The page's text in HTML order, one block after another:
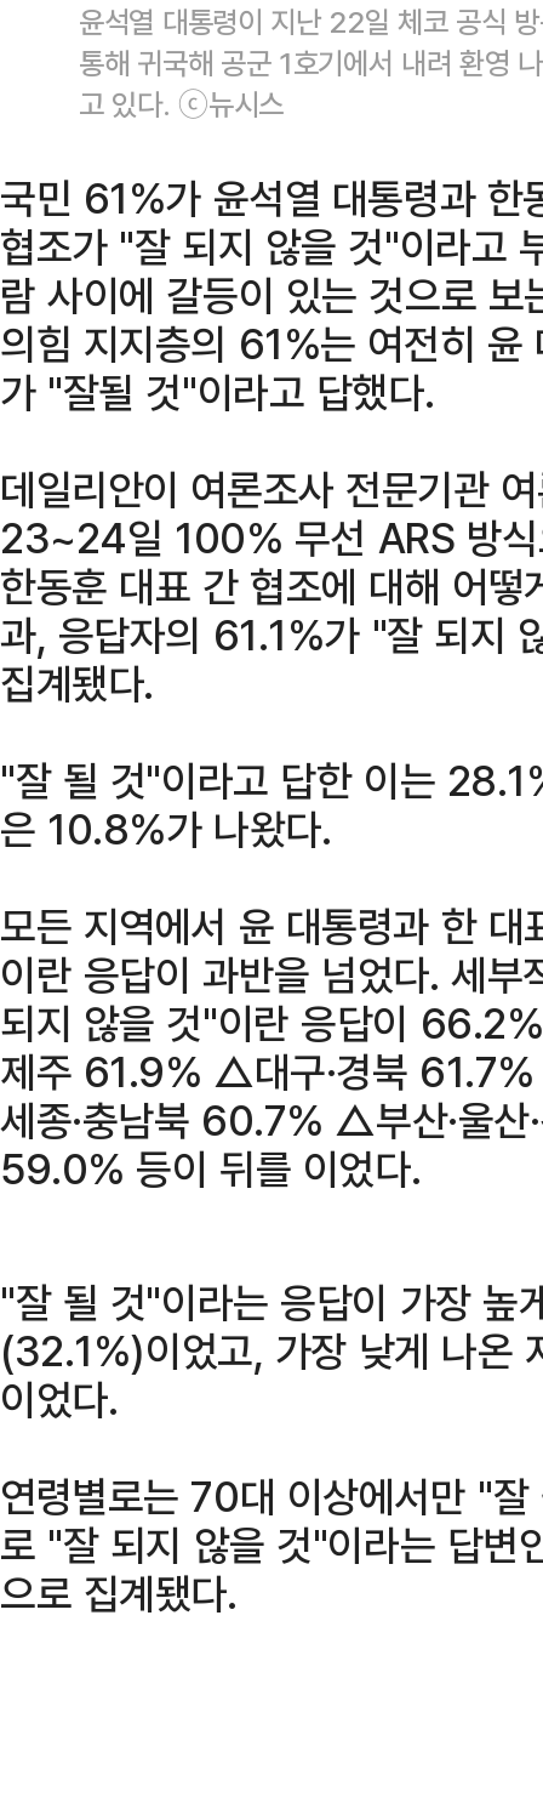
윤석열 대통령이 지난 22일 체코 공식
통해 귀국해 공군 1호기에서 내려 환영
고 있다. ⓒ뉴시스
국민 61%가 윤석열 대통령과 한
협조가 "잘 되지 않을 것"이라고
람 사이에 갈등이 있는 것으로
의힘 지지층의 61%는 여전히 윤
가 "잘될 것"이라고 답했다.
데일리안이 여론조사 전문기관
23~24일 100% 무선 ARS 방식
한동훈 대표 간 협조에 대해 어
과, 응답자의 61.1%가 "잘 되지
집계됐다.
"잘 될 것"이라고 답한 이는
은 10.8%가 나왔다.
모든 지역에서 윤 대통령과 한
이란 응답이 과반을 넘었다. 세부
되지 않을 것"이란 응답이
제주 61.9% △대구·경북
세종·충남북 60.7% △부산·울
59.0% 등이 뒤를 이었다.
"잘 될 것"이라는 응답이 가장 높
(32.1%)이었고, 가장 낮게 나온
이었다.
연령별로는 70대 이상에서만 "
로 "잘 되지 않을 것"이라는 답
으로 집계됐다.